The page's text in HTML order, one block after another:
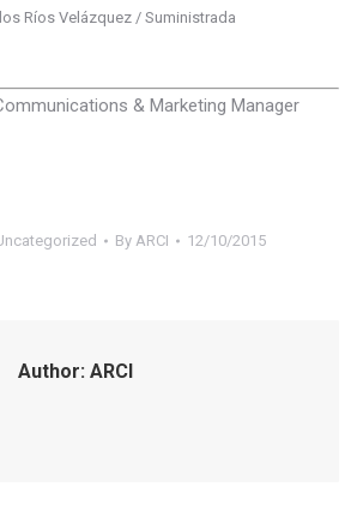
Ríos Velázquez / Suministrada
& Marketing Manager
By ARCI 12/10/2015
Author: ARCI